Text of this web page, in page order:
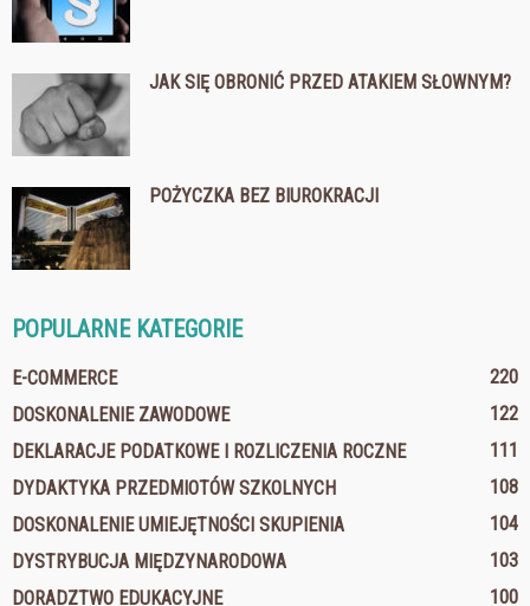
JAK SIĘ OBRONIĆ PRZED ATAKIEM SŁOWNYM?
POŻYCZKA BEZ BIUROKRACJI
POPULARNE KATEGORIE
E-COMMERCE
220
DOSKONALENIE ZAWODOWE
122
DEKLARACJE PODATKOWE I ROZLICZENIA ROCZNE
111
DYDAKTYKA PRZEDMIOTÓW SZKOLNYCH
108
DOSKONALENIE UMIEJĘTNOŚCI SKUPIENIA
104
DYSTRYBUCJA MIĘDZYNARODOWA
103
DORADZTWO EDUKACYJNE
100